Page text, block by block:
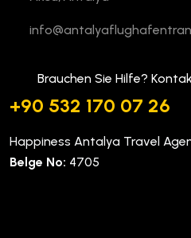
Brauchen Sie Hilfe?
+90 532 170 07 26
Happiness Antalya Travel
Belge No: 4705